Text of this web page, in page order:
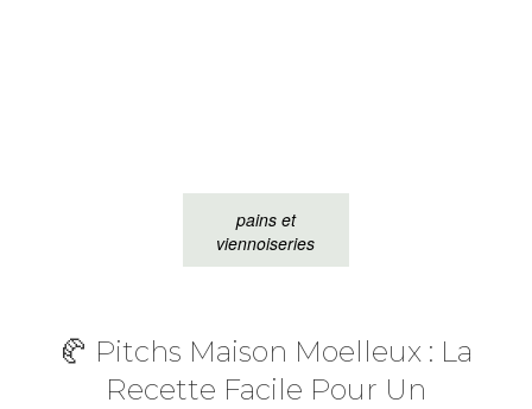
pains et
viennoiseries
🥐 Pitchs Maison Moelleux : La
Recette Facile Pour Un